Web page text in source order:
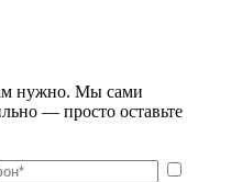
нужно. Мы сами
— просто оставьте